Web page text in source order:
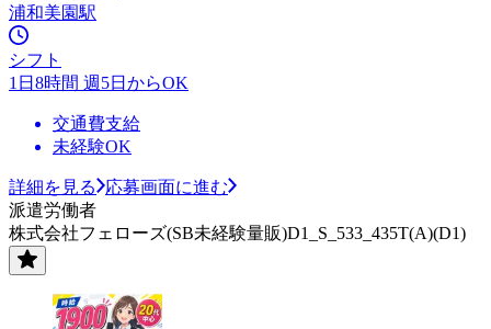
浦和美園駅
シフト
1日8時間 週5日からOK
交通費支給
未経験OK
詳細を見る
応募画面に進む
派遣労働者
株式会社フェローズ(SB未経験量販)D1_S_533_435T(A)(D1)